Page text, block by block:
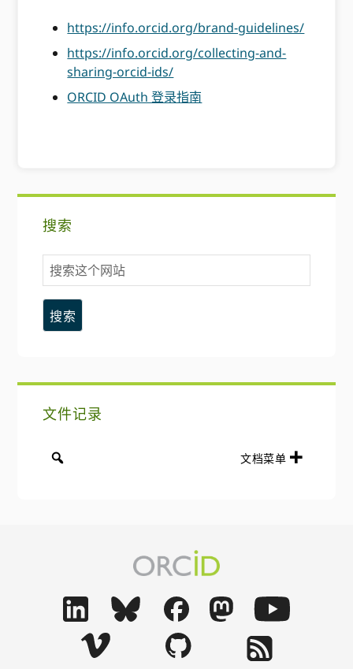
https://info.orcid.org/brand-guidelines/
https://info.orcid.org/collecting-and-
sharing-orcid-ids/
ORCID OAuth 登录指南
搜索
搜
索
这
个
文件记录
文档菜单